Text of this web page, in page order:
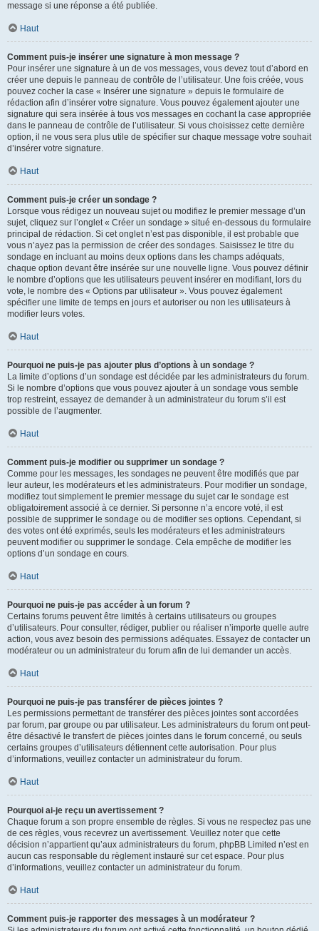
message si une réponse a été publiée.
Haut
Comment puis-je insérer une signature à mon message ?
Pour insérer une signature à un de vos messages, vous devez tout d’abord en
créer une depuis le panneau de contrôle de l’utilisateur. Une fois créée, vous
pouvez cocher la case « Insérer une signature » depuis le formulaire de
rédaction afin d’insérer votre signature. Vous pouvez également ajouter une
signature qui sera insérée à tous vos messages en cochant la case appropriée
dans le panneau de contrôle de l’utilisateur. Si vous choisissez cette dernière
option, il ne vous sera plus utile de spécifier sur chaque message votre souhait
d’insérer votre signature.
Haut
Comment puis-je créer un sondage ?
Lorsque vous rédigez un nouveau sujet ou modifiez le premier message d’un
sujet, cliquez sur l’onglet « Créer un sondage » situé en-dessous du formulaire
principal de rédaction. Si cet onglet n’est pas disponible, il est probable que
vous n’ayez pas la permission de créer des sondages. Saisissez le titre du
sondage en incluant au moins deux options dans les champs adéquats,
chaque option devant être insérée sur une nouvelle ligne. Vous pouvez définir
le nombre d’options que les utilisateurs peuvent insérer en modifiant, lors du
vote, le nombre des « Options par utilisateur ». Vous pouvez également
spécifier une limite de temps en jours et autoriser ou non les utilisateurs à
modifier leurs votes.
Haut
Pourquoi ne puis-je pas ajouter plus d’options à un sondage ?
La limite d’options d’un sondage est décidée par les administrateurs du forum.
Si le nombre d’options que vous pouvez ajouter à un sondage vous semble
trop restreint, essayez de demander à un administrateur du forum s’il est
possible de l’augmenter.
Haut
Comment puis-je modifier ou supprimer un sondage ?
Comme pour les messages, les sondages ne peuvent être modifiés que par
leur auteur, les modérateurs et les administrateurs. Pour modifier un sondage,
modifiez tout simplement le premier message du sujet car le sondage est
obligatoirement associé à ce dernier. Si personne n’a encore voté, il est
possible de supprimer le sondage ou de modifier ses options. Cependant, si
des votes ont été exprimés, seuls les modérateurs et les administrateurs
peuvent modifier ou supprimer le sondage. Cela empêche de modifier les
options d’un sondage en cours.
Haut
Pourquoi ne puis-je pas accéder à un forum ?
Certains forums peuvent être limités à certains utilisateurs ou groupes
d’utilisateurs. Pour consulter, rédiger, publier ou réaliser n’importe quelle autre
action, vous avez besoin des permissions adéquates. Essayez de contacter un
modérateur ou un administrateur du forum afin de lui demander un accès.
Haut
Pourquoi ne puis-je pas transférer de pièces jointes ?
Les permissions permettant de transférer des pièces jointes sont accordées
par forum, par groupe ou par utilisateur. Les administrateurs du forum ont peut-
être désactivé le transfert de pièces jointes dans le forum concerné, ou seuls
certains groupes d’utilisateurs détiennent cette autorisation. Pour plus
d’informations, veuillez contacter un administrateur du forum.
Haut
Pourquoi ai-je reçu un avertissement ?
Chaque forum a son propre ensemble de règles. Si vous ne respectez pas une
de ces règles, vous recevrez un avertissement. Veuillez noter que cette
décision n’appartient qu’aux administrateurs du forum, phpBB Limited n’est en
aucun cas responsable du règlement instauré sur cet espace. Pour plus
d’informations, veuillez contacter un administrateur du forum.
Haut
Comment puis-je rapporter des messages à un modérateur ?